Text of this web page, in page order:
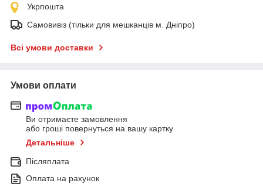
Укрпошта
Самовивіз (тільки для мешканців м. Дніпро)
Всі умови доставки
Умови оплати
Ви отримаєте замовлення
або гроші повернуться на вашу картку
Детальніше
Післяплата
Оплата на рахунок